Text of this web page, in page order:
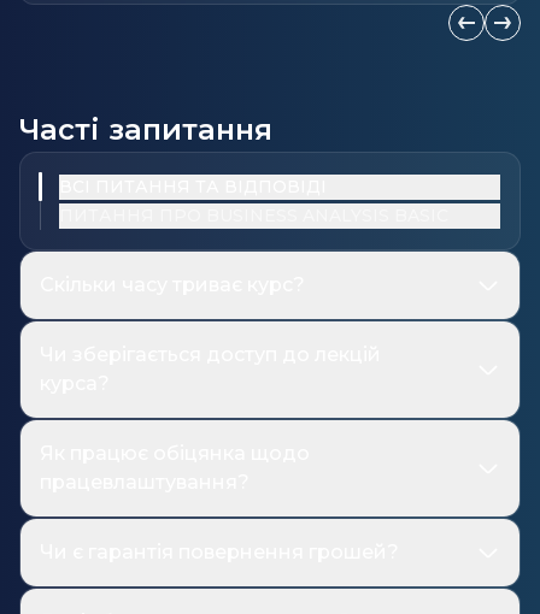
Часті запитання